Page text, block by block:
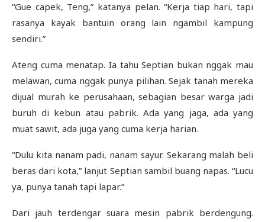
“Gue capek, Teng,” katanya pelan. “Kerja tiap hari, tapi
rasanya kayak bantuin orang lain ngambil kampung
sendiri.”
Ateng cuma menatap. Ia tahu Septian bukan nggak mau
melawan, cuma nggak punya pilihan. Sejak tanah mereka
dijual murah ke perusahaan, sebagian besar warga jadi
buruh di kebun atau pabrik. Ada yang jaga, ada yang
muat sawit, ada juga yang cuma kerja harian.
“Dulu kita nanam padi, nanam sayur. Sekarang malah beli
beras dari kota,” lanjut Septian sambil buang napas. “Lucu
ya, punya tanah tapi lapar.”
Dari jauh terdengar suara mesin pabrik berdengung.